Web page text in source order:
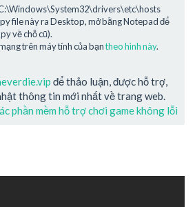
file này ra Desktop, mở bằng Notepad để
về chỗ cũ).
trên máy tính của bạntheo hình này.
để thảo luận, được hỗ trợ,
thông tin mới nhất về trang web.
phần mềm hỗ trợ chơi game không lỗi